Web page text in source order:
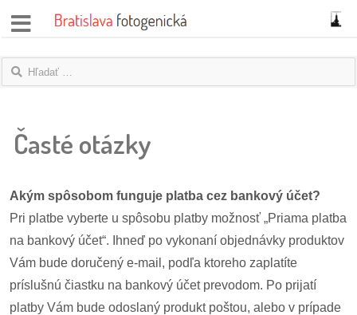
správy
názory
|
rozhovory
protesty
Časté otázky
Akým spôsobom funguje platba cez bankový účet?
Pri platbe vyberte u spôsobu platby možnosť „Priama platba
na bankový účet“. Ihneď po vykonaní objednávky produktov
Vám bude doručený e-mail, podľa ktoreho zaplatíte
príslušnú čiastku na bankový účet prevodom. Po prijatí
platby Vám bude odoslaný produkt poštou, alebo v prípade